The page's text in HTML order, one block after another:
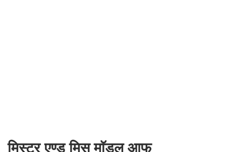
मिस्टर एण्ड मिस माॅडल आफ